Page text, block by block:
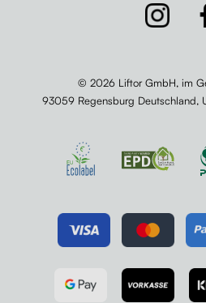
© 2026 Liftor GmbH, im
93059 Regensburg Deutschland,